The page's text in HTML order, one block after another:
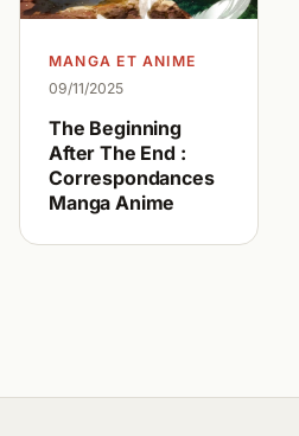
MANGA ET ANIME
09/11/2025
The Beginning
After The End :
Correspondances
Manga Anime